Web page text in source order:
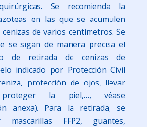
Se recomienda la
en las que se acumulen
de varios centímetros. Se
se sigan de manera precisa el
de retirada de cenizas de
indicado por Protección Civil
protección de ojos, llevar
proteger la piel,…, véase
anexa). Para la retirada, se
mascarillas FFP2, guantes,